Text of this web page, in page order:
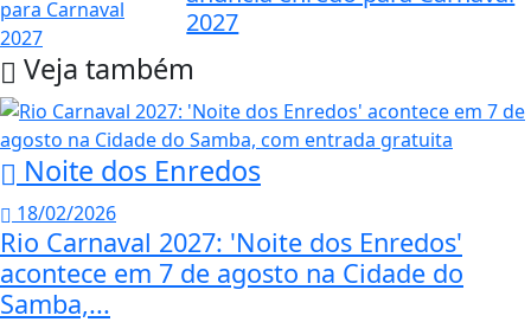
2027
Veja também
Noite dos Enredos
18/02/2026
Rio Carnaval 2027: 'Noite dos Enredos'
acontece em 7 de agosto na Cidade do
Samba,...